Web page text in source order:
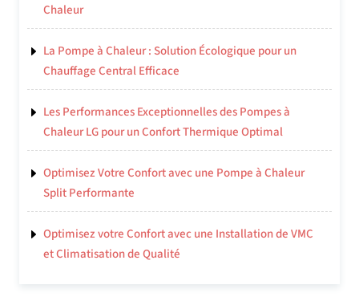
Chaleur
La Pompe à Chaleur : Solution Écologique pour un
Chauffage Central Efficace
Les Performances Exceptionnelles des Pompes à
Chaleur LG pour un Confort Thermique Optimal
Optimisez Votre Confort avec une Pompe à Chaleur
Split Performante
Optimisez votre Confort avec une Installation de VMC
et Climatisation de Qualité